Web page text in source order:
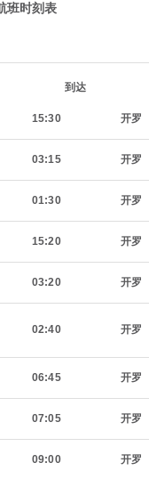
班时刻表
到达
15:30 开罗
03:15 开罗
01:30 开罗
15:20 开罗
03:20 开罗
02:40 开罗
06:45 开罗
07:05 开罗
09:00 开罗